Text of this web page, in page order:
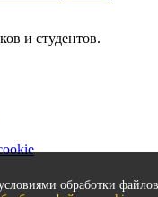
обработки файлов
и студентов.